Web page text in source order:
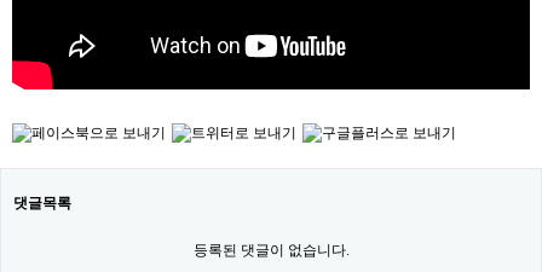
댓글목록
등록된 댓글이 없습니다.